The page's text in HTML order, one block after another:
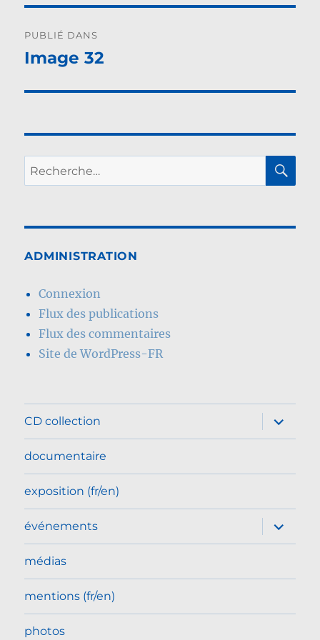
de
PUBLIÉ DANS
Image 32
Recherche
pour :
ADMINISTRATION
Connexion
Flux des publications
Flux des commentaires
Site de WordPress-FR
CD collection
ouvrir
le
sous-
documentaire
exposition (fr/en)
événements
ouvrir
le
sous-
médias
mentions (fr/en)
photos